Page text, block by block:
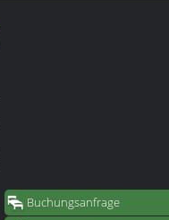
Buchungsanfrage